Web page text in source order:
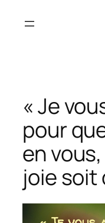
« Je
pour
en
joie soit